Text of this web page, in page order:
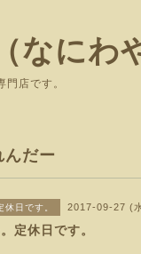
なにわ
37年の小
んだー
休日です。 2017-09-27 (
定休日です。